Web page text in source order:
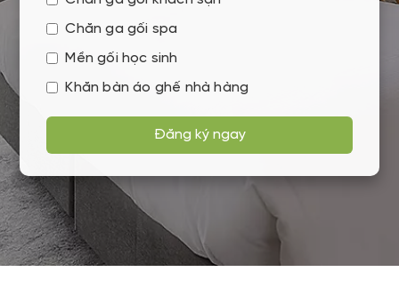
Chăn ga gối spa
Mền gối học sinh
Khăn bàn áo ghế nhà hàng
Đăng ký ngay